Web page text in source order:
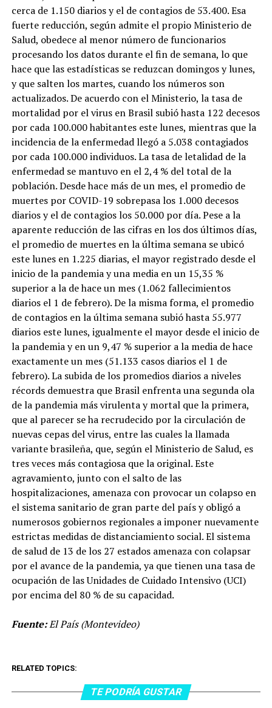
cerca de 1.150 diarios y el de contagios de 53.400. Esa
fuerte reducción, según admite el propio Ministerio de
Salud, obedece al menor número de funcionarios
procesando los datos durante el fin de semana, lo que
hace que las estadísticas se reduzcan domingos y lunes,
y que salten los martes, cuando los números son
actualizados. De acuerdo con el Ministerio, la tasa de
mortalidad por el virus en Brasil subió hasta 122 decesos
por cada 100.000 habitantes este lunes, mientras que la
incidencia de la enfermedad llegó a 5.038 contagiados
por cada 100.000 individuos. La tasa de letalidad de la
enfermedad se mantuvo en el 2,4 % del total de la
población. Desde hace más de un mes, el promedio de
muertes por COVID-19 sobrepasa los 1.000 decesos
diarios y el de contagios los 50.000 por día. Pese a la
aparente reducción de las cifras en los dos últimos días,
el promedio de muertes en la última semana se ubicó
este lunes en 1.225 diarias, el mayor registrado desde el
inicio de la pandemia y una media en un 15,35 %
superior a la de hace un mes (1.062 fallecimientos
diarios el 1 de febrero). De la misma forma, el promedio
de contagios en la última semana subió hasta 55.977
diarios este lunes, igualmente el mayor desde el inicio de
la pandemia y en un 9,47 % superior a la media de hace
exactamente un mes (51.133 casos diarios el 1 de
febrero). La subida de los promedios diarios a niveles
récords demuestra que Brasil enfrenta una segunda ola
de la pandemia más virulenta y mortal que la primera,
que al parecer se ha recrudecido por la circulación de
nuevas cepas del virus, entre las cuales la llamada
variante brasileña, que, según el Ministerio de Salud, es
tres veces más contagiosa que la original. Este
agravamiento, junto con el salto de las
hospitalizaciones, amenaza con provocar un colapso en
el sistema sanitario de gran parte del país y obligó a
numerosos gobiernos regionales a imponer nuevamente
estrictas medidas de distanciamiento social. El sistema
de salud de 13 de los 27 estados amenaza con colapsar
por el avance de la pandemia, ya que tienen una tasa de
ocupación de las Unidades de Cuidado Intensivo (UCI)
por encima del 80 % de su capacidad.
Fuente:El País (Montevideo)
RELATED TOPICS:
TE PODRÍA GUSTAR